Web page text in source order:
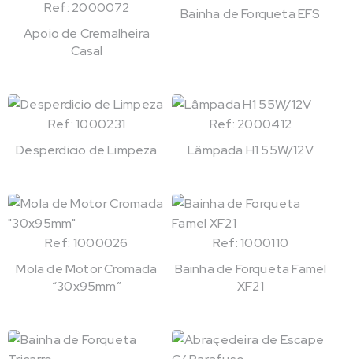
Ref: 2000072
Apoio de Cremalheira
Casal
Bainha de Forqueta EFS
Ref: 1000231
Desperdicio de Limpeza
Ref: 2000412
Lâmpada H1 55W/12V
Ref: 1000026
Mola de Motor Cromada
“30x95mm”
Ref: 1000110
Bainha de Forqueta Famel
XF21